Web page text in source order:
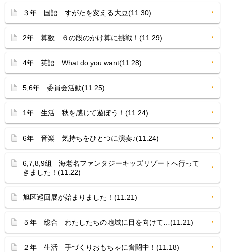
３年 国語 すがたを変える大豆(11.30)
2年 算数 ６の段のかけ算に挑戦！(11.29)
4年 英語 What do you want(11.28)
5,6年 委員会活動(11.25)
1年 生活 秋を感じて遊ぼう！(11.24)
6年 音楽 気持ちをひとつに演奏♪(11.24)
6,7,8,9組 海老名ファンタジーキッズリゾートへ行って
きました！(11.22)
旭区巡回展が始まりました！(11.21)
５年 総合 わたしたちの地域に目を向けて…(11.21)
２年 生活 手づくりおもちゃに奮闘中！(11.18)